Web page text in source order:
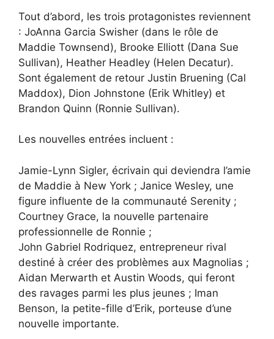
Tout d’abord, les trois protagonistes reviennent
: JoAnna Garcia Swisher (dans le rôle de
Maddie Townsend), Brooke Elliott (Dana Sue
Sullivan), Heather Headley (Helen Decatur).
Sont également de retour Justin Bruening (Cal
Maddox), Dion Johnstone (Erik Whitley) et
Brandon Quinn (Ronnie Sullivan).
Les nouvelles entrées incluent :
Jamie-Lynn Sigler, écrivain qui deviendra l’amie
de Maddie à New York ; Janice Wesley, une
figure influente de la communauté Serenity ;
Courtney Grace, la nouvelle partenaire
professionnelle de Ronnie ;
John Gabriel Rodriquez, entrepreneur rival
destiné à créer des problèmes aux Magnolias ;
Aidan Merwarth et Austin Woods, qui feront
des ravages parmi les plus jeunes ; Iman
Benson, la petite-fille d’Erik, porteuse d’une
nouvelle importante.